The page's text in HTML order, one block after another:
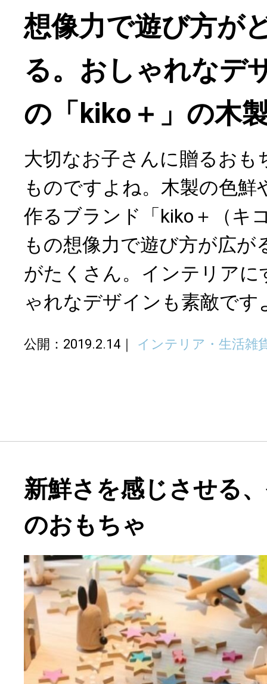
想像力で遊び方が
る。おしゃれなデ
の「kiko＋」の木
大切なお子さんに贈るおも
ものですよね。木製の色
作るブランド「kiko＋（キ
もの想像力で遊び方が広が
がたくさん。インテリアに
ゃれなデザインも素敵です
公開：2019.2.14 インテリア・生活雑
新鮮さを感じさせる
のおもちゃ